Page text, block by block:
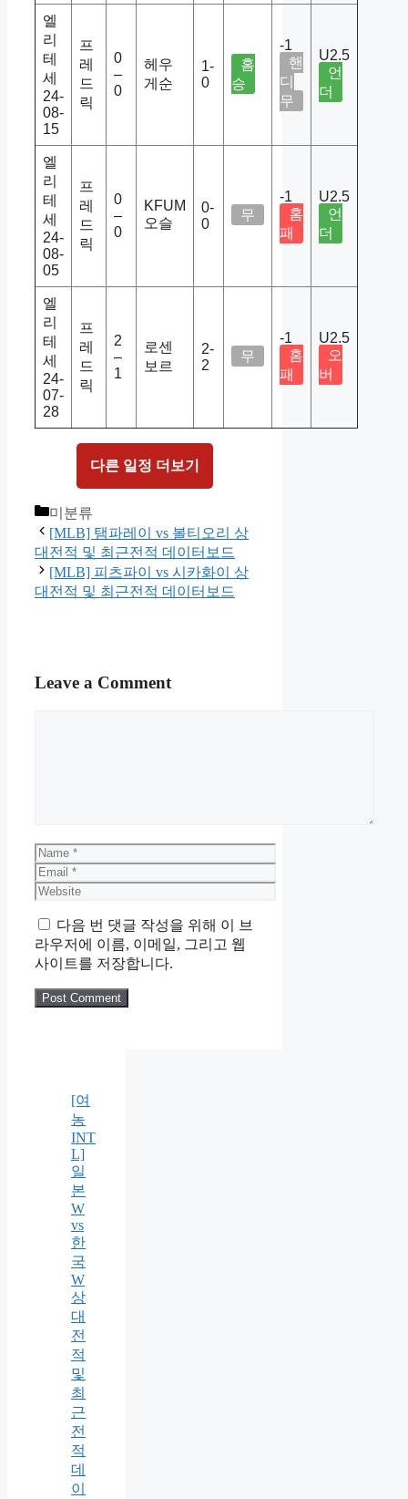
엘
리
테
세
24-
08-
15
프
레
드
릭
0
–
0
헤우
게순
1-
0
홈
승
-1
핸
디
무
U2.5
언
더
엘
리
테
세
24-
08-
05
프
레
드
릭
0
–
0
KFUM
오슬
0-
0
무
-1
홈
패
U2.5
언
더
엘
리
테
세
24-
07-
28
프
레
드
릭
2
–
1
로센
보르
2-
2
무
-1
홈
패
U2.5
오
버
다른 일정 더보기
Categories
미분류
[MLB] 탬파레이 vs 볼티오리 상
대전적 및 최근전적 데이터보드
[MLB] 피츠파이 vs 시카화이 상
대전적 및 최근전적 데이터보드
Leave a Comment
Name
Email
Website
다음 번 댓글 작성을 위해 이 브
라우저에 이름, 이메일, 그리고 웹
사이트를 저장합니다.
[여
농
INT
L]
일
본
W
vs
한
국
W
상
대
전
적
및
최
근
전
적
데
이